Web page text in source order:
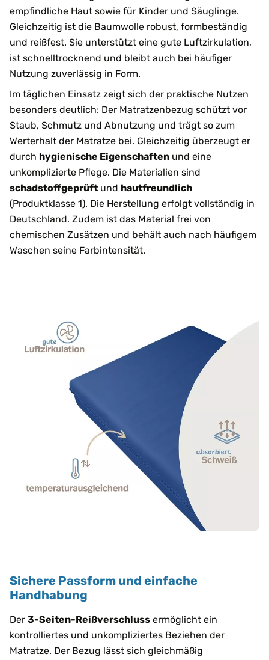
empfindliche Haut sowie für Kinder und Säuglinge.
Gleichzeitig ist die Baumwolle robust, formbeständig
und reißfest. Sie unterstützt eine gute Luftzirkulation,
ist schnelltrocknend und bleibt auch bei häufiger
Nutzung zuverlässig in Form.
Im täglichen Einsatz zeigt sich der praktische Nutzen
besonders deutlich: Der Matratzenbezug schützt vor
Staub, Schmutz und Abnutzung und trägt so zum
Werterhalt der Matratze bei. Gleichzeitig überzeugt er
durch hygienische Eigenschaften und eine
unkomplizierte Pflege. Die Materialien sind
schadstoffgeprüft und hautfreundlich
(Produktklasse 1). Die Herstellung erfolgt vollständig in
Deutschland. Zudem ist das Material frei von
chemischen Zusätzen und behält auch nach häufigem
Waschen seine Farbintensität.
Sichere Passform und einfache
Handhabung
Der 3-Seiten-Reißverschluss ermöglicht ein
kontrolliertes und unkompliziertes Beziehen der
Matratze. Der Bezug lässt sich gleichmäßig